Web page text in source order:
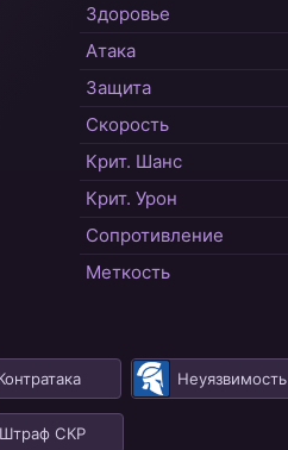
Здоровье
Атака
Защита
Скорость
Крит. Шанс
Крит. Урон
Сопротивление
Меткость
Неуязвимость
Штраф СКР